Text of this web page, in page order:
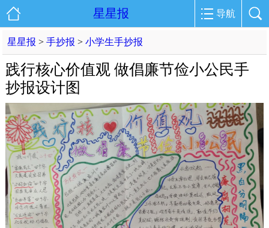
星星报 导航
星星报 >手抄报 >小学生手抄报
践行核心价值观 做倡廉节俭小公民手
抄报设计图